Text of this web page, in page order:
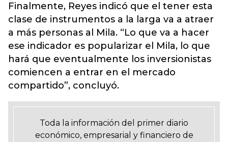
Finalmente, Reyes indicó que el tener esta
clase de instrumentos a la larga va a atraer
a más personas al Mila. “Lo que va a hacer
ese indicador es popularizar el Mila, lo que
hará que eventualmente los inversionistas
comiencen a entrar en el mercado
compartido”, concluyó.
Toda la información del primer diario
económico, empresarial y financiero de